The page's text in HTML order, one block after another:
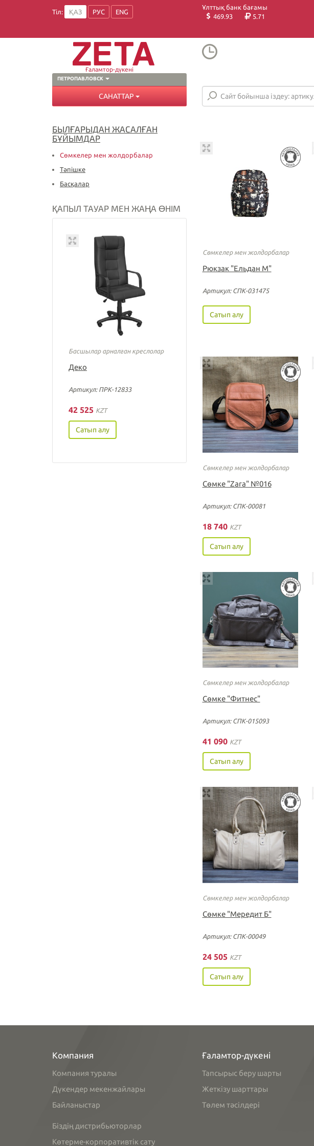
Тіл: ҚАЗ РУС ENG
Ұлттық банк бағамы
469.93
5.71
ПЕТРОПАВЛОВСК
Ғаламтор-дүкені
САНАТТАР
БЫЛҒАРЫДАН ЖАСАЛҒАН
БҰЙЫМДАР
Сөмкелер мен жолдорбалар
Тәпішке
Басқалар
ҚАПЫЛ ТАУАР МЕН ЖАҢА ӨНІМ
Басшылар арналған креслолар
Деко
Артикул: ПРК-12833
42 525 KZT
Сатып алу
Сөмкелер мен жолдорбалар
Рюкзак "Ельдан М"
Артикул: СПК-031475
Сатып алу
Сөмкелер мен жолдорбалар
Cөмке "Zara" №016
Артикул: СПК-00081
18 740 KZT
Сатып алу
Сөмкелер мен жолдорбалар
Сөмке "Фитнес"
Артикул: СПК-015093
41 090 KZT
Сатып алу
Сөмкелер мен жолдорбалар
Сөмке "Мередит Б"
Артикул: СПК-00049
24 505 KZT
Сатып алу
Компания
Компания туралы
Дүкендер мекенжайлары
Байланыстар
Біздің дистрибьюторлар
Көтерме-корпоративтік сату
Ғаламтор-дүкені
Тапсырыс беру шарты
Жеткізу шарттары
Төлем тәсілдері